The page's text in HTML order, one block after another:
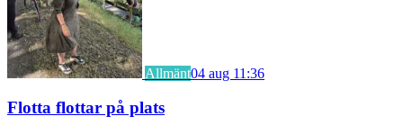
Allmänt04 aug 11:36
Flotta flottar på plats